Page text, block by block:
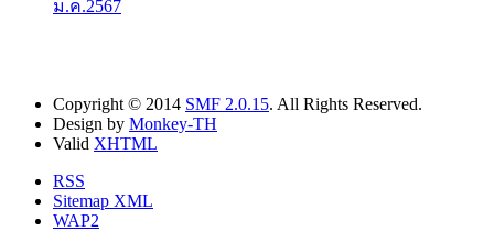
ม.ค.2567
Copyright © 2014 SMF 2.0.15. All Rights Reserved.
Design by Monkey-TH
Valid XHTML
RSS
Sitemap XML
WAP2